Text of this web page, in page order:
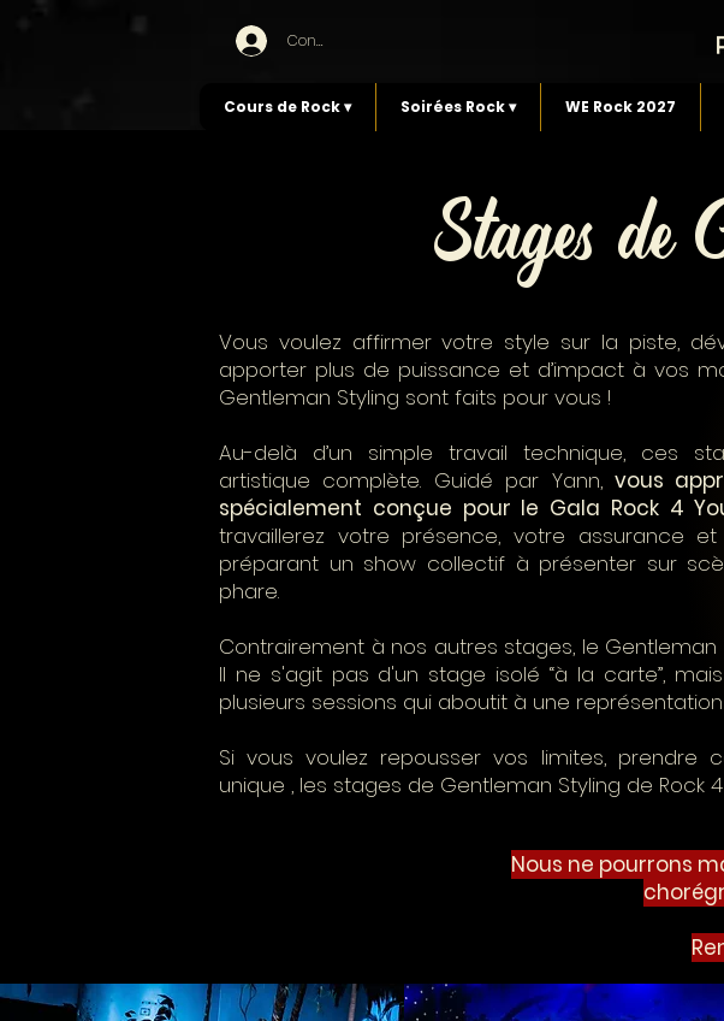
Connexion
Cours de Rock ▾ Soirées Rock ▾ WE Rock 2027
Stages de
Vous voulez affirmer votre style sur la piste,
apporter plus de puissance et d’impact à vos
Gentleman Styling sont faits pour vous !
Au-delà d’un simple travail technique, ces
artistique complète. Guidé par Yann, vous
spécialement conçue pour le Gala Rock 4
travaillerez votre présence, votre assurance
préparant un show collectif à présenter sur
phare.
Contrairement à nos autres stages, le Gentleman
Il ne s'agit pas d'un stage isolé “à la carte”,
plusieurs sessions qui aboutit à une
Si vous voulez repousser vos limites, prendre
unique , les stages de Gentleman Styling de Rock
Nous ne pourrons